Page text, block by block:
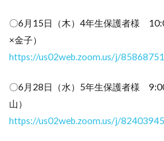
〇6月15日（木）4年生保護者様
×金子）
https://us02web.zoom.us/j/
〇6月28日（水）5年生保護者様
山）
https://us02web.zoom.us/j/